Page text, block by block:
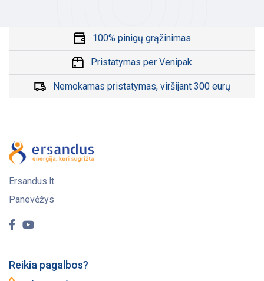
100% pinigų grąžinimas
Pristatymas per Venipak
Nemokamas pristatymas, viršijant 300 eurų
Ersandus.lt
Panevėžys
Reikia pagalbos?